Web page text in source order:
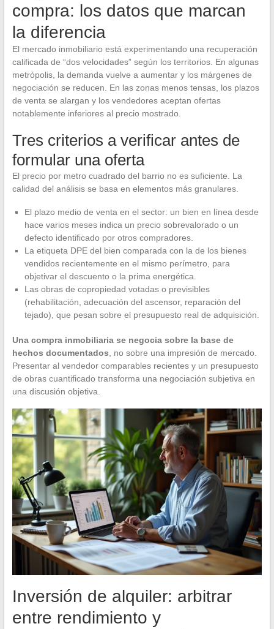
compra: los datos que marcan
la diferencia
El mercado inmobiliario está experimentando una recuperación
calificada de “dos velocidades” según los territorios. En algunas
metrópolis, la demanda vuelve a aumentar y los márgenes de
negociación se reducen. En las zonas menos tensas, los plazos
de venta se alargan y los vendedores aceptan ofertas
notablemente inferiores al precio mostrado.
Tres criterios a verificar antes de
formular una oferta
El precio por metro cuadrado del barrio no es suficiente. La
calidad del análisis se basa en elementos más granulares.
El plazo medio de venta en el sector: un bien en línea desde
hace varios meses indica un precio sobrevalorado o un
defecto identificado por otros compradores.
La etiqueta DPE del bien comparada con la de los bienes
vendidos recientemente en el mismo perímetro, para
objetivar el descuento o la prima energética.
Las obras de copropiedad votadas o previsibles
(rehabilitación, adecuación del ascensor, reparación del
tejado), que pesan sobre el presupuesto real de adquisición.
Una compra inmobiliaria se negocia sobre la base de
hechos documentados , no sobre una impresión de mercado.
Presentar al vendedor comparables recientes y un presupuesto
de obras cuantificado transforma una negociación subjetiva en
una discusión objetiva.
Inversión de alquiler: arbitrar
entre rendimiento y